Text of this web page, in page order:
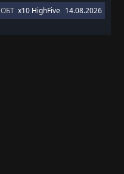
ОБТx10 HighFive 14.08.2026